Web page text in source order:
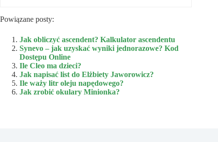
Powiązane posty:
Jak obliczyć ascendent? Kalkulator ascendentu
Synevo – jak uzyskać wyniki jednorazowe? Kod
Dostępu Online
Ile Cleo ma dzieci?
Jak napisać list do Elżbiety Jaworowicz?
Ile waży litr oleju napędowego?
Jak zrobić okulary Minionka?